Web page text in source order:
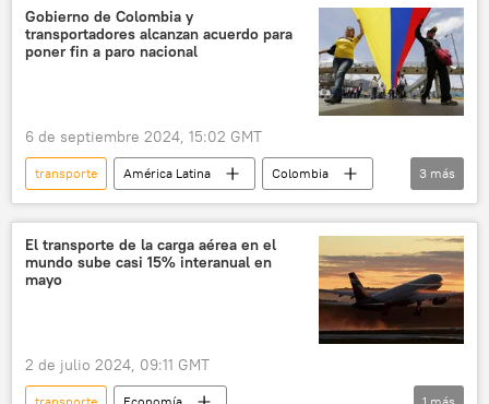
Foro Económico Oriental
Gobierno de Colombia y
transportadores alcanzan acuerdo para
poner fin a paro nacional
6 de septiembre 2024, 15:02 GMT
transporte América Latina
Colombia
huelga
sociedad diésel
3 más
El transporte de la carga aérea en el
mundo sube casi 15% interanual en
mayo
2 de julio 2024, 09:11 GMT